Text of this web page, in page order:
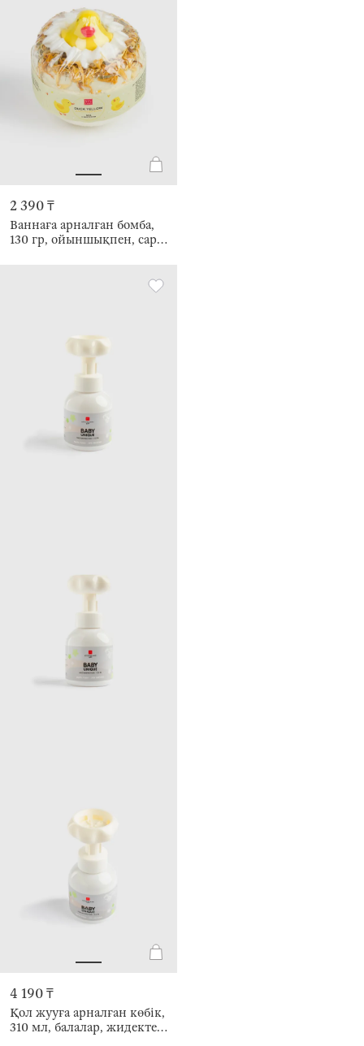
2 390 ₸
Ваннаға арналған бомба,
130 гр, ойыншықпен, сары,
4 190 ₸
Қол жууға арналған көбік,
310 мл, балалар, жидектер,